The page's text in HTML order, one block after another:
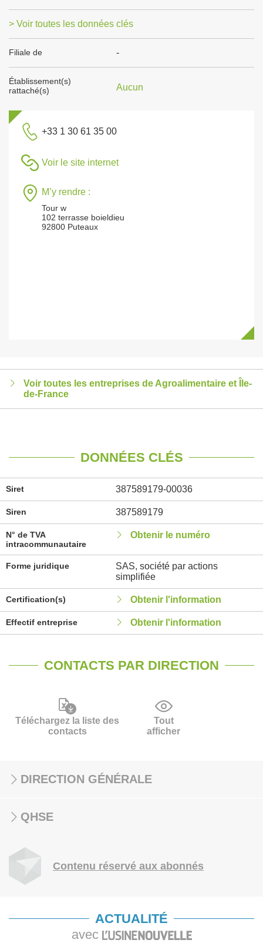
> Voir toutes les données clés
Filiale de -
Établissement(s)
rattaché(s)
Aucun
+33 1 30 61 35 00
Voir le site internet
M’y rendre :
Tour w
102 terrasse boieldieu
92800 Puteaux
Voir toutes les entreprises de Agroalimentaire et Île-
de-France
DONNÉES CLÉS
Siret 387589179-00036
Siren 387589179
N° de TVA
intracommunautaire
Obtenir le numéro
Forme juridique
SAS, société par actions
simplifiée
Certification(s) Obtenir l'information
Effectif entreprise Obtenir l'information
CONTACTS PAR DIRECTION
Téléchargez la liste des
contacts
Tout
afficher
DIRECTION GÉNÉRALE
QHSE
Contenu réservé aux abonnés
ACTUALITÉ
avec